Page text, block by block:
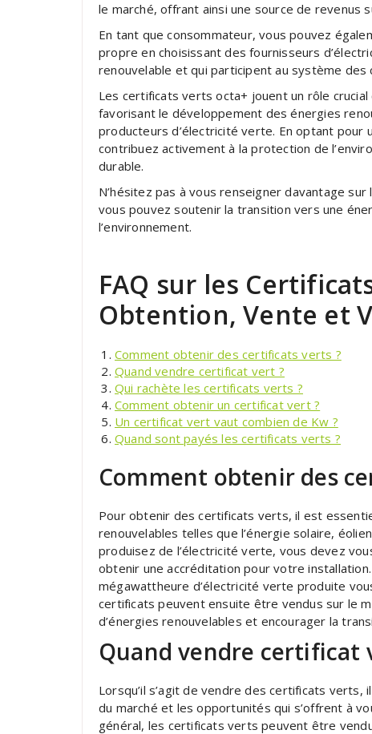
le marché, offrant ainsi une source de revenus
En tant que consommateur, vous pouvez
propre en choisissant des fournisseurs
renouvelable et qui participent au système
Les certificats verts octa+ jouent un rôle
favorisant le développement des énergies
producteurs d’électricité verte. En optant pour
contribuez activement à la protection de
durable.
N’hésitez pas à vous renseigner davantage
vous pouvez soutenir la transition vers une
l’environnement.
FAQ sur les
Obtention, Vente et
Comment obtenir des certificats verts ?
Quand vendre certificat vert ?
Qui rachète les certificats verts ?
Comment obtenir un certificat vert ?
Un certificat vert vaut combien de Kw ?
Quand sont payés les certificats verts ?
Comment obtenir des
Pour obtenir des certificats verts, il est
renouvelables telles que l’énergie solaire,
produisez de l’électricité verte, vous devez
obtenir une accréditation pour votre
mégawattheure d’électricité verte produite
certificats peuvent ensuite être vendus sur le
d’énergies renouvelables et encourager la
Quand vendre certificat
Lorsqu’il s’agit de vendre des certificats
du marché et les opportunités qui s’offrent à
général, les certificats verts peuvent être